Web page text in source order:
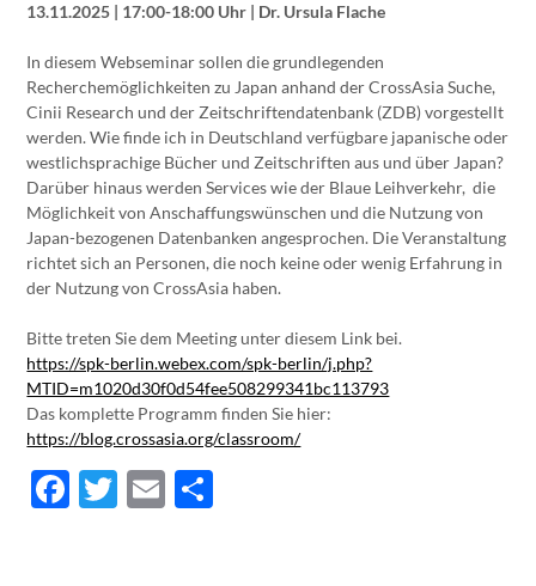
13.11.2025 | 17:00-18:00 Uhr | Dr. Ursula Flache
In diesem Webseminar sollen die grundlegenden
Recherchemöglichkeiten zu Japan anhand der CrossAsia Suche,
Cinii Research und der Zeitschriftendatenbank (ZDB) vorgestellt
werden. Wie finde ich in Deutschland verfügbare japanische oder
westlichsprachige Bücher und Zeitschriften aus und über Japan?
Darüber hinaus werden Services wie der Blaue Leihverkehr, die
Möglichkeit von Anschaffungswünschen und die Nutzung von
Japan-bezogenen Datenbanken angesprochen. Die Veranstaltung
richtet sich an Personen, die noch keine oder wenig Erfahrung in
der Nutzung von CrossAsia haben.
Bitte treten Sie dem Meeting unter diesem Link bei.
https://spk-berlin.webex.com/spk-berlin/j.php?
MTID=m1020d30f0d54fee508299341bc113793
Das komplette Programm finden Sie hier:
https://blog.crossasia.org/classroom/
Facebook
Twitter
Email